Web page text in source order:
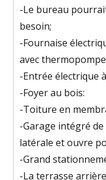
-Le bureau
besoin;
-Fournaise
avec
-Entrée électrique
-Foyer au bois:
-Toiture en
-Garage intégré de
latérale et ouvre
-Grand
-La terrasse